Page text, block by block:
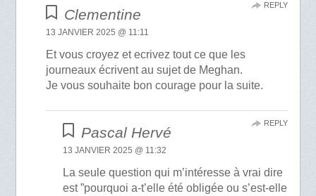
Clementine
13 JANVIER 2025 @ 11:11
Et vous croyez et ecrivez tout ce que les
journeaux écrivent au sujet de Meghan.
Je vous souhaite bon courage pour la suite.
REPLY
Pascal Hervé
13 JANVIER 2025 @ 11:32
La seule question qui m’intéresse à vrai dire
est ”pourquoi a-t’elle été obligée ou s’est-elle
REPLY